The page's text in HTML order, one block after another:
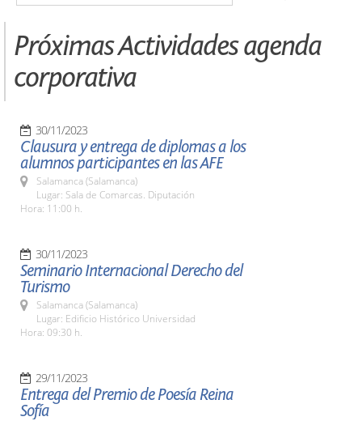
Próximas Actividades agenda
corporativa
30/11/2023
Clausura y entrega de diplomas a los
alumnos participantes en las AFE
Salamanca (Salamanca)
Lugar: Sala de Comarcas. Diputación
Hora: 11:00 h.
30/11/2023
Seminario Internacional Derecho del
Turismo
Salamanca (Salamanca)
Lugar: Edificio Histórico Universidad
Hora: 09:30 h.
29/11/2023
Entrega del Premio de Poesía Reina
Sofía